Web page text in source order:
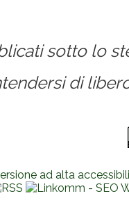
sotto lo
di
ad alta